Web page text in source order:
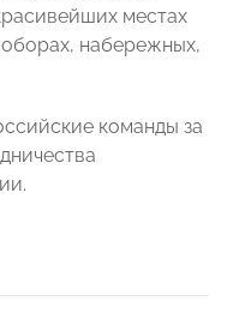
местах
набережных,
команды за